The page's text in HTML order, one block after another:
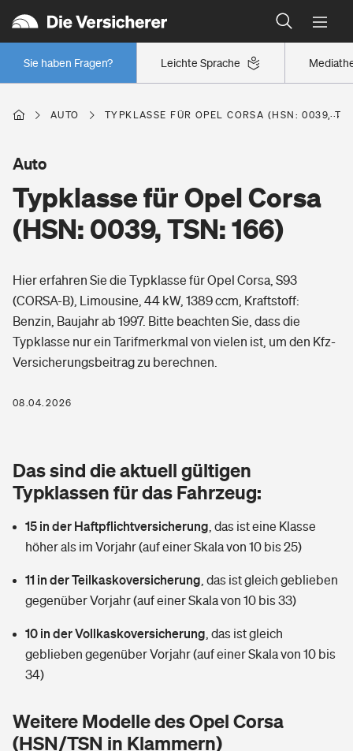
Leichte Sprache
Sie haben Fragen?
Wer versichert was: Jetzt Versicherer finden
Regionalklassen: So ist Ihre Region eingestuft
Wer versichert was: Jetzt Versicherer finden
Berufsunfähigkeitsversicherung
Erwerbsunfähigkeitsversicherung
Grundfähigkeitsversicherung
Arbeitsrechtsschutz
Berufshaftpflichtversicherung
Zur Übersicht
Tools
Wer versichert was: Jetzt Versicherer finden
Sie haben Fragen?
Wohnen
Elementarversicherung
Glasversicherung
Mietkautionsversicherung
Restkreditversicherung
Zur Übersicht
Hochwasser-Check: Wie gefährdet ist Ihr Haus?
Freizeit
Pri­vate Haft­pflicht­
Kinderunfall­ver­si­che­rung
Kinderinvalidität
Reiseversicherung
Pferdehalter-Haftpflicht
Private Cyberversicherung
Gesundheit
Private Krankenversicherung
Dread-Disease-Versicherung
Tierkrankenversicherung
Wer versichert was: Jetzt Versicherer finden
Sie haben Fragen?
AUTO TYPKLASSE FÜR OPEL CORSA (HSN: 0039,
Typklasse für Opel Corsa
(HSN: 0039, TSN: 166)
Auto
Hier erfahren Sie die Typklasse für Opel Corsa, S93
(CORSA-B), Limousine, 44 kW, 1389 ccm, Kraftstoff:
Benzin, Baujahr ab 1997. Bitte beachten Sie, dass die
Typklasse nur ein Tarifmerkmal von vielen ist, um den Kfz-
Versicherungsbeitrag zu berechnen.
08.04.2026
Das sind die aktuell gültigen
Typklassen für das Fahrzeug:
15 in der Haftpflichtversicherung das ist eine Klasse
höher als im Vorjahr (auf einer Skala von 10 bis 25)
11 in der Teilkaskoversicherung das ist gleich geblieben
gegenüber Vorjahr (auf einer Skala von 10 bis 33)
10 in der Vollkaskoversicherung das ist gleich
geblieben gegenüber Vorjahr (auf einer Skala von 10 bis
34)
Weitere Modelle des Opel Corsa
(HSN/TSN in Klammern)